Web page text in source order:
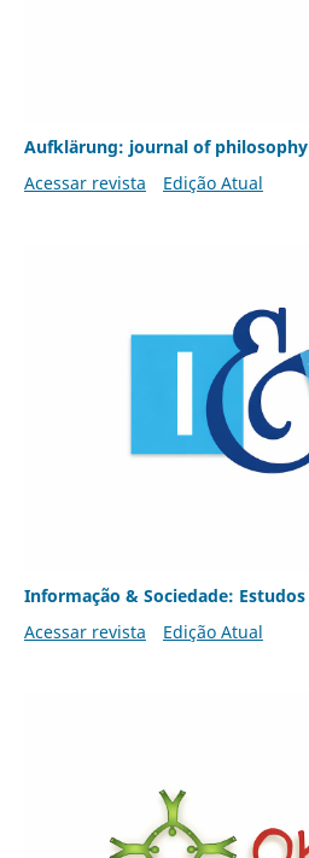
Aufklärung: journal of philosophy
Acessar revista
Edição Atual
Informação & Sociedade: Estudos
Acessar revista
Edição Atual